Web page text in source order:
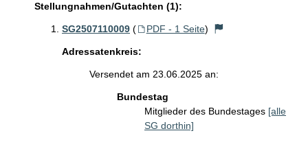
Stellungnahmen/Gutachten (1):
SG2507110009 ( PDF - 1 Seite)
Adressatenkreis:
Versendet am 23.06.2025 an:
Bundestag
Mitglieder des Bundestages [alle
SG dorthin]